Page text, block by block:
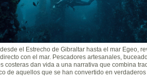
el Estrecho de Gibraltar hasta el mar Egeo,
con el mar. Pescadores artesanales,
costeras dan vida a una narrativa que combina
de aquellos que se han convertido en